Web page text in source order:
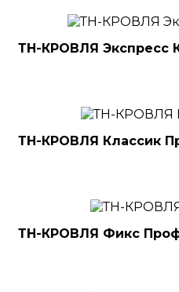
ТН-КРОВЛЯ Экспресс
ТН-КРОВЛЯ Классик
ТН-КРОВЛЯ Фикс